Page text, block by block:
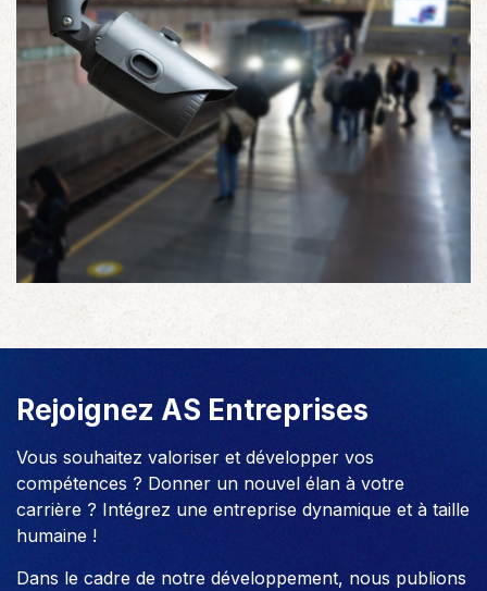
Rejoignez AS Entreprises
Vous souhaitez valoriser et développer vos
compétences ? Donner un nouvel élan à votre
carrière ? Intégrez une entreprise dynamique et à taille
humaine !
Dans le cadre de notre développement, nous publions